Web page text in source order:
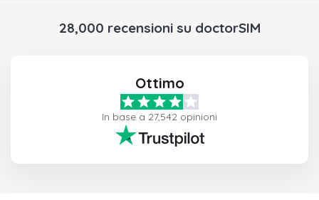
28,000 recensioni su doctorSIM
Ottimo
In base a 27,542 opinioni